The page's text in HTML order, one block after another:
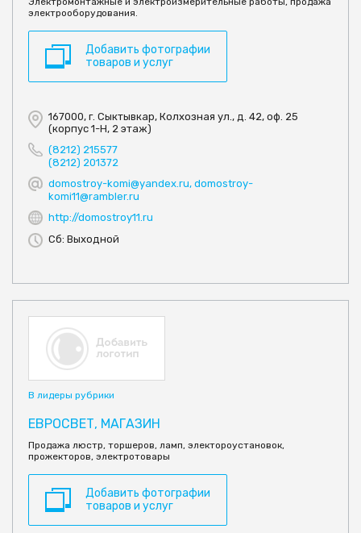
электрооборудования.
Добавить фотографии
товаров и услуг
167000, г. Сыктывкар, Колхозная ул., д. 42, оф. 25
(корпус 1-Н, 2 этаж)
(8212) 215577
(8212) 201372
domostroy-komi@yandex.ru, domostroy-
komi11@rambler.ru
http://domostroy11.ru
Сб: Выходной
В лидеры рубрики
ЕВРОСВЕТ, МАГАЗИН
Продажа люстр, торшеров, ламп, электороустановок,
прожекторов, электротовары
Добавить фотографии
товаров и услуг